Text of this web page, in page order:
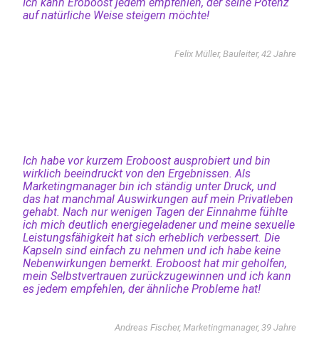
Ich kann Eroboost jedem empfehlen, der seine Potenz
auf natürliche Weise steigern möchte!
Felix Müller, Bauleiter, 42 Jahre
Ich habe vor kurzem Eroboost ausprobiert und bin
wirklich beeindruckt von den Ergebnissen. Als
Marketingmanager bin ich ständig unter Druck, und
das hat manchmal Auswirkungen auf mein Privatleben
gehabt. Nach nur wenigen Tagen der Einnahme fühlte
ich mich deutlich energiegeladener und meine sexuelle
Leistungsfähigkeit hat sich erheblich verbessert. Die
Kapseln sind einfach zu nehmen und ich habe keine
Nebenwirkungen bemerkt. Eroboost hat mir geholfen,
mein Selbstvertrauen zurückzugewinnen und ich kann
es jedem empfehlen, der ähnliche Probleme hat!
Andreas Fischer, Marketingmanager, 39 Jahre